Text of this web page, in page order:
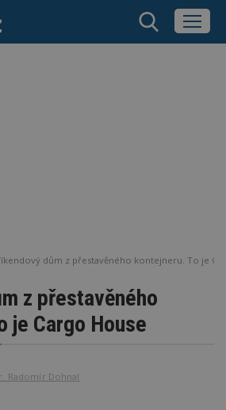
dům z přestavěného kontejneru. To je
z přestavěného
je Cargo House
Radomír Dohnal